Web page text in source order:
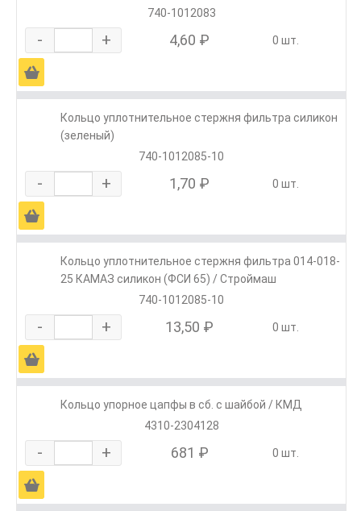
740-1012083
- + 4,60 ₽ 0 шт.
Ä
Кольцо уплотнительное стержня фильтра силикон
(зеленый)
740-1012085-10
- + 1,70 ₽ 0 шт.
Ä
Кольцо уплотнительное стержня фильтра 014-018-
25 КАМАЗ силикон (ФСИ 65) / Строймаш
740-1012085-10
- + 13,50 ₽ 0 шт.
Ä
Кольцо упорное цапфы в сб. с шайбой / КМД
4310-2304128
- + 681 ₽ 0 шт.
Ä